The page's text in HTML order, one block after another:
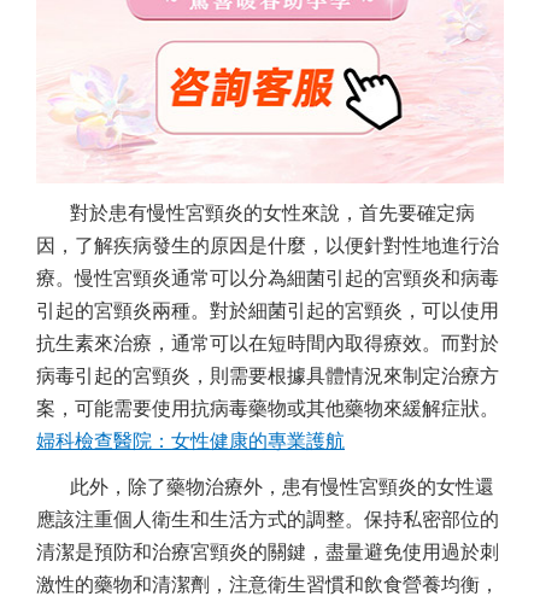
對於患有慢性宮頸炎的女性來說，首先要確定病
因，了解疾病發生的原因是什麼，以便針對性地進行治
療。慢性宮頸炎通常可以分為細菌引起的宮頸炎和病毒
引起的宮頸炎兩種。對於細菌引起的宮頸炎，可以使用
抗生素來治療，通常可以在短時間內取得療效。而對於
病毒引起的宮頸炎，則需要根據具體情況來制定治療方
案，可能需要使用抗病毒藥物或其他藥物來緩解症狀。
婦科檢查醫院：女性健康的專業護航
此外，除了藥物治療外，患有慢性宮頸炎的女性還
應該注重個人衛生和生活方式的調整。保持私密部位的
清潔是預防和治療宮頸炎的關鍵，盡量避免使用過於刺
激性的藥物和清潔劑，注意衛生習慣和飲食營養均衡，